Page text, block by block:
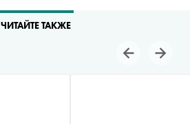
ЧИТАЙТЕ ТАКЖЕ